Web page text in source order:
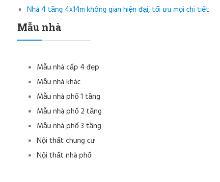
Nhà 4 tầng 4x14m không gian hiện đại, tối ưu mọi chi tiết
Mẫu nhà
Mẫu nhà cấp 4 đẹp
Mẫu nhà khác
Mẫu nhà phố 1 tầng
Mẫu nhà phố 2 tầng
Mẫu nhà phố 3 tầng
Nội thất chung cư
Nội thất nhà phố